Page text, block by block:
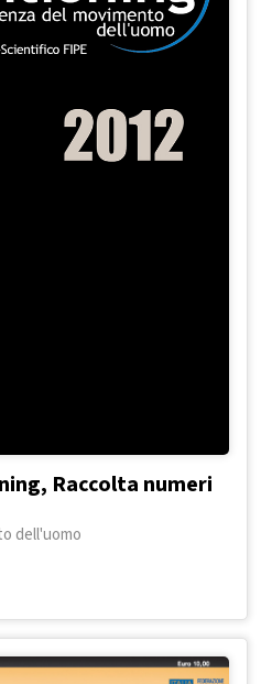
Raccolta numeri
dell'uomo